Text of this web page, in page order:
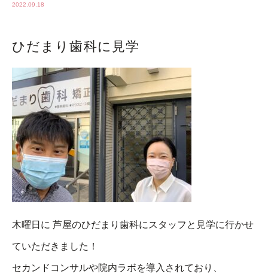
2022.09.18
ひだまり歯科に見学
木曜日に 芦屋のひだまり歯科にスタッフと見学に行かせ
ていただきました！
セカンドコンサルや院内ラボを導入されており、